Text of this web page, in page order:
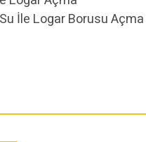
Su İle Logar Borusu Açma